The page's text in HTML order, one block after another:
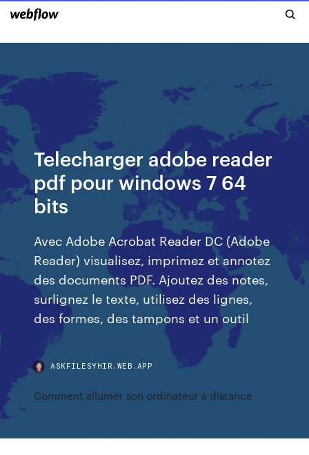
Telecharger adobe reader
pdf pour windows 7 64
bits
Avec Adobe Acrobat Reader DC (Adobe
Reader) visualisez, imprimez et annotez
des documents PDF. Ajoutez des notes,
surlignez le texte, utilisez des lignes,
des formes, des tampons et un outil
ASKFILESYHIR.WEB.APP
Comment allumer son ordinateur a distance